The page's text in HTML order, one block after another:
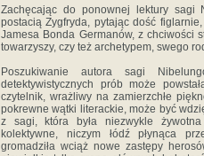
Zachęcając do ponownej lektury sagi
postacią Zygfryda, pytając dość
Jamesa Bonda Germanów, z chciwości
towarzyszy, czy też archetypem, swego
Poszukiwanie autora sagi
detektywistycznych prób może
czytelnik, wrażliwy na zamierzchłe
pokrewne wątki literackie, może być
z sagi, która była niezwykle
kolektywne, niczym łódź płynąca
gromadziła wciąż nowe zastępy